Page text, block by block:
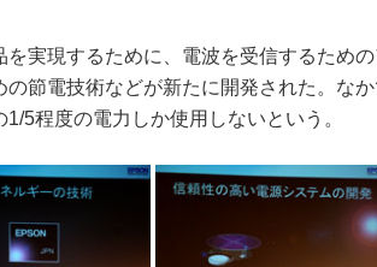
実現するために、電波を受信するため
の節電技術などが新たに開発された。な
1/5程度の電力しか使用しないという。